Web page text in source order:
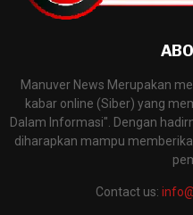
Manuver News Merupakan
kabar online (Siber) yang
Dalam Informasi". Dengan
diharapkan mampu
Contact us: